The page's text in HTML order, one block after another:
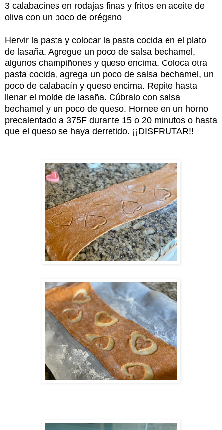
3 calabacines en rodajas finas y fritos en aceite de
oliva con un poco de orégano
Hervir la pasta y colocar la pasta cocida en el plato
de lasaña. Agregue un poco de salsa bechamel,
algunos champiñones y queso encima. Coloca otra
pasta cocida, agrega un poco de salsa bechamel, un
poco de calabacín y queso encima. Repite hasta
llenar el molde de lasaña. Cúbralo con salsa
bechamel y un poco de queso. Hornee en un horno
precalentado a 375F durante 15 o 20 minutos o hasta
que el queso se haya derretido. ¡¡DISFRUTAR!!